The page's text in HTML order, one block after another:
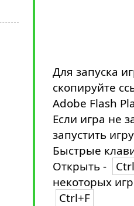
Для запуска
скопируйте
Adobe Flash
Если игра не
запустить
Быстрые
Открыть -
некоторых
Ctrl+F